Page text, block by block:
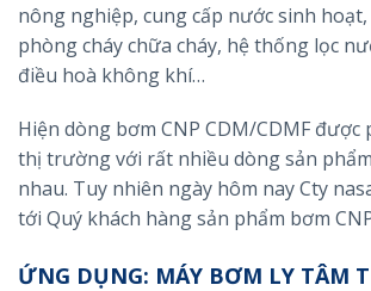
nông nghiệp, cung cấp nước sinh
phòng cháy chữa cháy, hệ thống lọc
điều hoà không khí…
Hiện dòng bơm CNP CDM/CDMF
thị trường với rất nhiều dòng sản
nhau. Tuy nhiên ngày hôm nay Cty
tới Quý khách hàng sản phẩm bơm
ỨNG DỤNG: MÁY BƠM LY TÂM